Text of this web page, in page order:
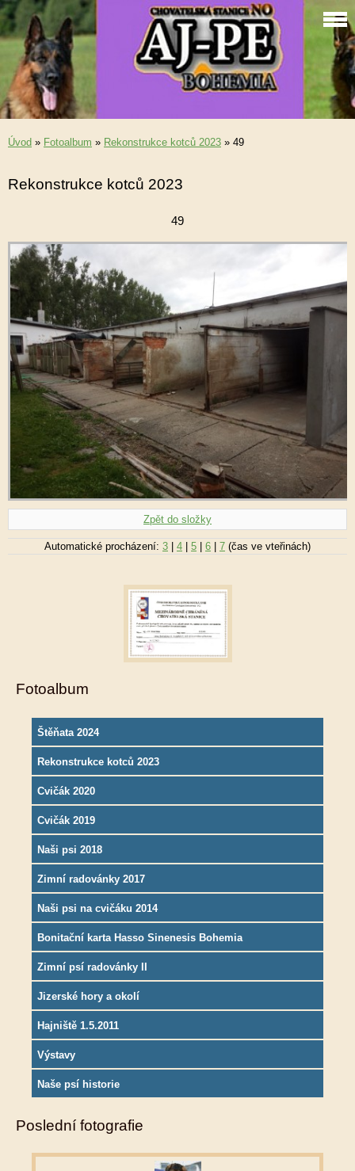
Úvod » Fotoalbum » Rekonstrukce kotců 2023 » 49
Rekonstrukce kotců 2023
49
Zpět do složky
Automatické procházení: 3 4 5 6 7 (čas ve vteřinách)
Fotoalbum
Štěňata 2024
Rekonstrukce kotců 2023
Cvičák 2020
Cvičák 2019
Naši psi 2018
Zimní radovánky 2017
Naši psi na cvičáku 2014
Bonitační karta Hasso Sinenesis Bohemia
Zimní psí radovánky II
Jizerské hory a okolí
Hajniště 1.5.2011
Výstavy
Naše psí historie
Poslední fotografie